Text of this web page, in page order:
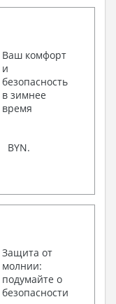
Ваш комфорт
и
безопасность
в зимнее
время
BYN.
Защита от
молнии:
подумайте о
безопасности